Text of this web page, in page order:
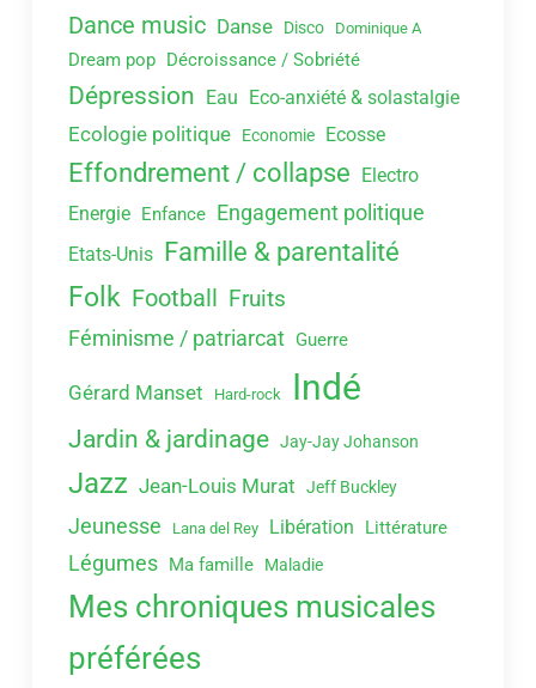
Dance music Danse Disco Dominique A
Dream pop Décroissance / Sobriété
Dépression Eau Eco-anxiété & solastalgie
Ecologie politique Economie Ecosse
Effondrement / collapse Electro
Energie Enfance Engagement politique
Etats-Unis Famille & parentalité
Folk Football Fruits
Féminisme / patriarcat Guerre
Gérard Manset Hard-rock Indé
Jardin & jardinage Jay-Jay Johanson
Jazz Jean-Louis Murat Jeff Buckley
Jeunesse Lana del Rey Libération Littérature
Légumes Ma famille Maladie
Mes chroniques musicales
préférées